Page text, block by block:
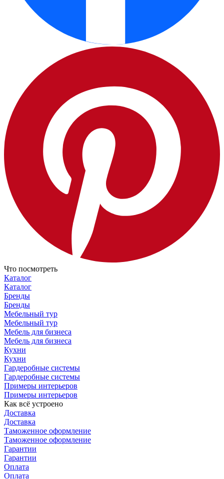
Что посмотреть
Каталог
Каталог
Бренды
Бренды
Мебельный тур
Мебельный тур
Мебель для бизнеса
Мебель для бизнеса
Кухни
Кухни
Гардеробные системы
Гардеробные системы
Примеры интерьеров
Примеры интерьеров
Как всё устроено
Доставка
Доставка
Таможенное оформление
Таможенное оформление
Гарантии
Гарантии
Оплата
Оплата